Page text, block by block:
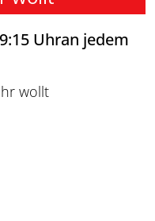
Uhran jedem
wollt